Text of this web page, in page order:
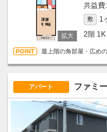
敷 1
2階
最上階の角部屋・広め
アパート ファミ